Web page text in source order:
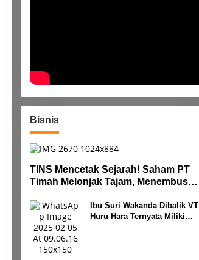
Bisnis
TINS Mencetak Sejarah! Saham PT
Timah Melonjak Tajam, Menembus
Ibu Suri Wakanda Dibalik VT
Huru Hara Ternyata Miliki